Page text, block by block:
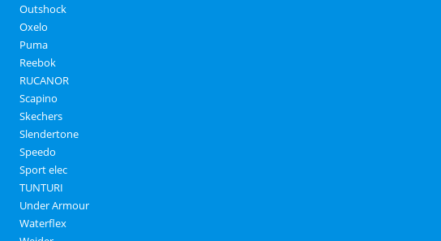
Outshock
Oxelo
Puma
Reebok
RUCANOR
Scapino
Skechers
Slendertone
Speedo
Sport elec
TUNTURI
Under Armour
Waterflex